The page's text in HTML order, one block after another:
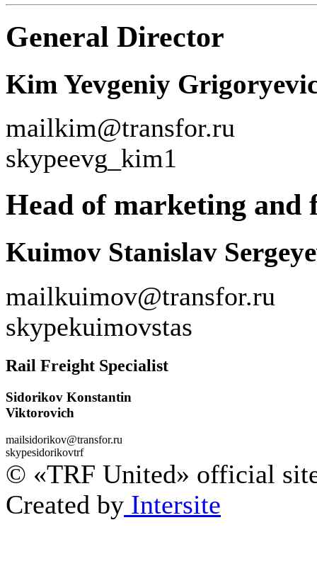
General Director
Kim Yevgeniy
mailkim@transfor.ru
skypeevg_kim1
Head of marketing and
Kuimov Stanislav
mailkuimov@transfor.ru
skypekuimovstas
Rail Freight Specialist
Sidorikov Konstantin
Viktorovich
mailsidorikov@transfor.ru
skypesidorikovtrf
© «TRF United» official
Created by Intersite